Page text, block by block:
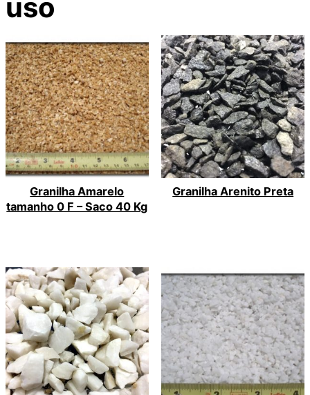
uso
Granilha Amarelo
tamanho 0 F – Saco 40 Kg
Granilha Arenito Preta